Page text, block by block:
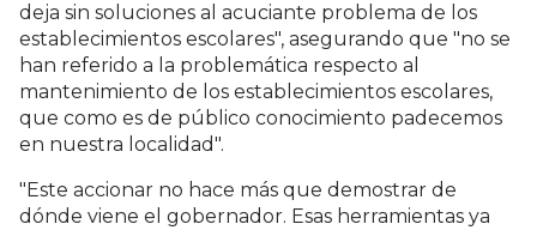
deja sin soluciones al acuciante problema de los
establecimientos escolares", asegurando que "no se
han referido a la problemática respecto al
mantenimiento de los establecimientos escolares,
que como es de público conocimiento padecemos
en nuestra localidad".
"Este accionar no hace más que demostrar de
dónde viene el gobernador. Esas herramientas ya